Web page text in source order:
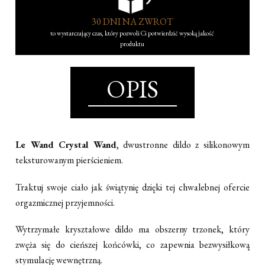
30 DNI NA ZWROT
to wystarczający czas, który pozwoli Ci potwierdzić wysoką jakość
produktu
OPIS
Le Wand Crystal Wand, dwustronne dildo z silikonowym
teksturowanym pierścieniem.
Traktuj swoje ciało jak świątynię dzięki tej chwalebnej ofercie
orgazmicznej przyjemności.
Wytrzymałe kryształowe dildo ma obszerny trzonek, który
zwęża się do cieńszej końcówki, co zapewnia bezwysiłkową
stymulację wewnętrzną.